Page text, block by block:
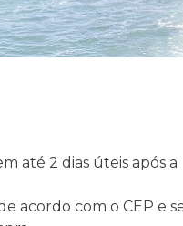
até 2 dias úteis após a
acordo com o CEP e